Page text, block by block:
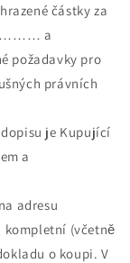
částky za
……… a
požadavky pro
právních
je Kupující
a
adresu
kompletní (včetně
o koupi. V